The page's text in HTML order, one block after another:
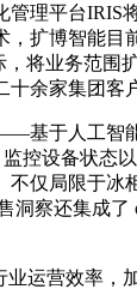
理平台IRIS
扩博智能目
将业务范
余家集团客
于人工智
控设备状态
仅局限于
察还集成
运营效率，